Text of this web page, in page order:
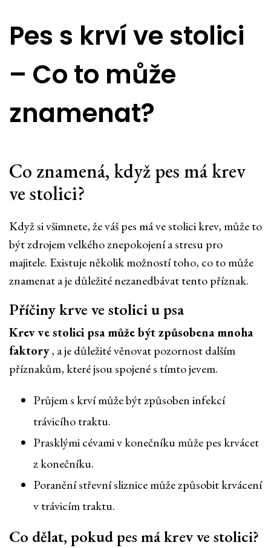
Pes s krví ve stolici
– Co to může
znamenat?
Co znamená, když pes má krev
ve stolici?
Když si všimnete, že váš pes má ve stolici krev, může to
být zdrojem velkého znepokojení a stresu pro
majitele. Existuje několik možností toho, co to může
znamenat a je důležité nezanedbávat tento příznak.
Příčiny krve ve stolici u psa
Krev ve stolici psa může být způsobena mnoha
faktory, a je důležité věnovat pozornost dalším
příznakům, které jsou spojené s tímto jevem.
Průjem s krví může být způsoben infekcí
trávicího traktu.
Prasklými cévami v konečníku může pes krvácet
z konečníku.
Poranění střevní sliznice může způsobit krvácení
v trávicím traktu.
Co dělat, pokud pes má krev ve stolici?